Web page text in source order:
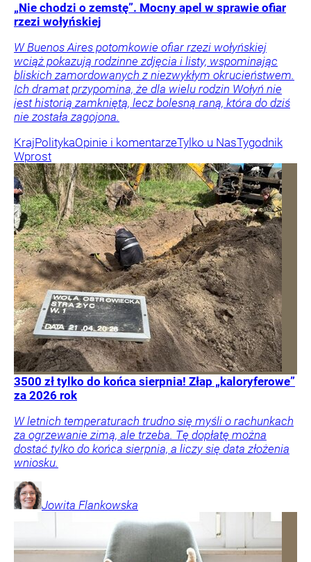
„Nie chodzi o zemstę”. Mocny apel w sprawie ofiar
rzezi wołyńskiej
W Buenos Aires potomkowie ofiar rzezi wołyńskiej
wciąż pokazują rodzinne zdjęcia i listy, wspominając
bliskich zamordowanych z niezwykłym okrucieństwem.
Ich dramat przypomina, że dla wielu rodzin Wołyń nie
jest historią zamkniętą, lecz bolesną raną, która do dziś
nie została zagojona.
KrajPolitykaOpinie i komentarzeTylko u NasTygodnik
Wprost
3500 zł tylko do końca sierpnia! Złap „kaloryferowe”
za 2026 rok
W letnich temperaturach trudno się myśli o rachunkach
za ogrzewanie zimą, ale trzeba. Tę dopłatę można
dostać tylko do końca sierpnia, a liczy się data złożenia
wniosku.
Jowita Flankowska